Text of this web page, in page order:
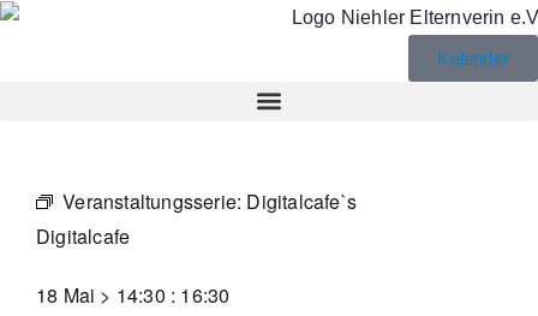
Kalender
Veranstaltungsserie: Digitalcafe`s
Digitalcafe
18 Mai > 14:30 : 16:30